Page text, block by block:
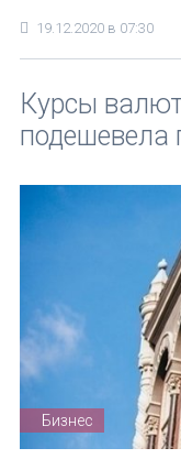
19.12.2020 в 07:30
Курсы
подешевела
Бизнес